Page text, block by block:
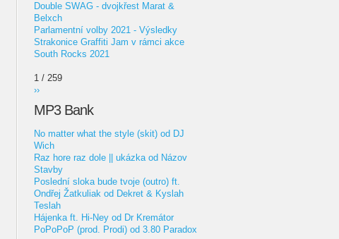
Double SWAG - dvojkřest Marat &
Belxch
Parlamentní volby 2021 - Výsledky
Strakonice Graffiti Jam v rámci akce
South Rocks 2021
1 / 259
››
MP3 Bank
No matter what the style (skit) od DJ
Wich
Raz hore raz dole || ukázka od Názov
Stavby
Poslední sloka bude tvoje (outro) ft.
Ondřej Žatkuliak od Dekret & Kyslah
Teslah
Hájenka ft. Hi-Ney od Dr Kremátor
PoPoPoP (prod. Prodi) od 3.80 Paradox